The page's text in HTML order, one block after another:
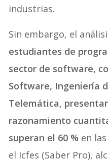
industrias.
Sin embargo, el
estudiantes de
sector de software,
Software, Ingeniería
Telemática,
razonamiento
superan el 60 % en
el Icfes (Saber Pro),